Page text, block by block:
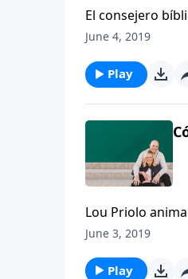
El consejero
humildad y la
June 4, 2019
Play
Lou Priolo
cabeza en alto,
June 3, 2019
Play